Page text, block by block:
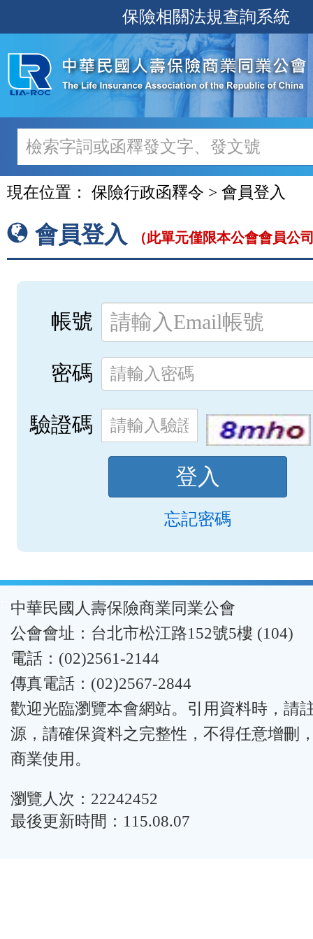
至
主
內
容
保險相關法規查詢系統
現在位置： 保險行政函釋令 > 會員登入
會員登入 （此單元僅限本公會會員公
帳號
密碼
驗證碼
忘記密碼
:::中華民國人壽保險商業同業公會
公會會址：台北市松江路152號5樓 (104)
電話：(02)2561-2144
傳真電話：(02)2567-2844
歡迎光臨瀏覽本會網站。引用資料時，請
源，請確保資料之完整性，不得任意增刪
商業使用。
瀏覽人次：22242452
最後更新時間：115.08.07